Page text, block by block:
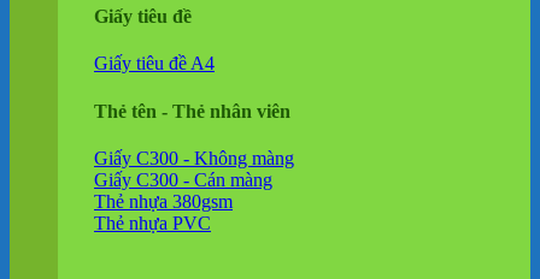
Giấy tiêu đề
Giấy tiêu đề A4
Thẻ tên - Thẻ nhân viên
Giấy C300 - Không màng
Giấy C300 - Cán màng
Thẻ nhựa 380gsm
Thẻ nhựa PVC